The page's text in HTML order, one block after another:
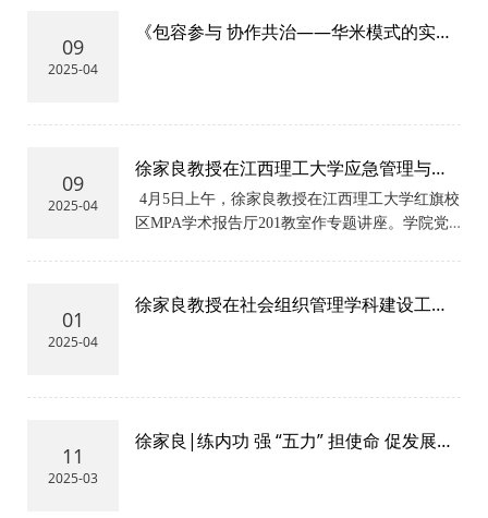
09
2025-04
《包容参与 协作共治——华米模式的实践
09
2025-04
徐家良教授在江西理工大学应急管理与安
全工程学院作讲座
4月5日上午，徐家良教授在江西理工大学红旗校
区MPA学术报告厅201教室作专题讲座。学院党
01
2025-04
徐家良教授在社会组织管理学科建设工作
11
2025-03
徐家良|练内功 强 “五力” 担使命 促发展